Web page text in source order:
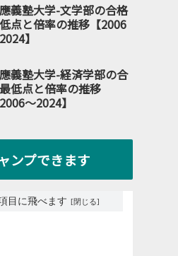
義塾大学-文学部の合格
点と倍率の推移【2006
】
義塾大学-経済学部の合
低点と倍率の推移
2006～2024】
ンプできます
目に飛べます